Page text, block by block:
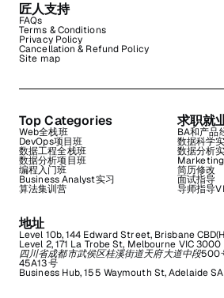
匠人支持
FAQs
Terms & Conditions
Privacy Policy
Cancellation & Refund Policy
Site map
Top Categories
Web全栈班
DevOps项目班
数据工程全栈班
数据分析项目班
编程入门班
Business Analyst实习
算法集训营
求职就
BA和产品
数据科学
数据分析
简历修改
面试指导
导师指导
地址
Level 10b, 144 Edward Street, Brisbane
Level 2, 171 La Trobe St, Melbourne VIC 3000
四川省成都市武侯区桂溪街道天府大道中段
45A13号
Business Hub, 155 Waymouth St, Adelaide